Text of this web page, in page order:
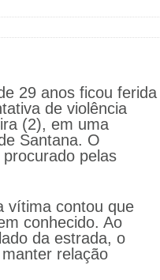
29 anos ficou ferida
de violência
(2), em uma
Santana. O
pelas
vítima contou que
conhecido. Ao
da estrada, o
relação